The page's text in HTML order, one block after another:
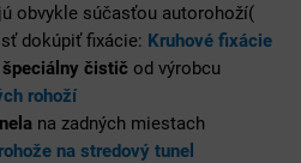
obvykle súčasťou autorohoží(
dokúpiť fixácie: Kruhové fixácie
špeciálny čistič od výrobcu
rohoží
na zadných miestach
na stredový tunel